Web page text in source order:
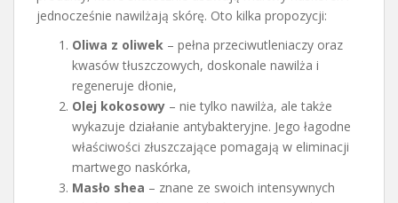
jednocześnie nawilżają skórę. Oto kilka propozycji:
Oliwa z oliwek – pełna przeciwutleniaczy oraz
kwasów tłuszczowych, doskonale nawilża i
regeneruje dłonie,
Olej kokosowy – nie tylko nawilża, ale także
wykazuje działanie antybakteryjne. Jego łagodne
właściwości złuszczające pomagają w eliminacji
martwego naskórka,
Masło shea – znane ze swoich intensywnych